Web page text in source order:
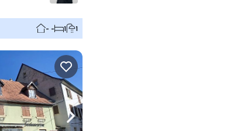
- - 1 1
Naviguer vers la droite